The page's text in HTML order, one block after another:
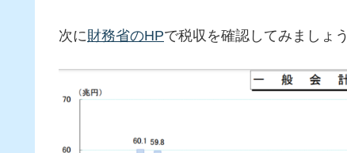
次に財務省のHPで税収を確認してみましょう